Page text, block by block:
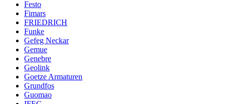
Festo
Fimars
FRIEDRICH
Funke
Gefeg Neckar
Gemue
Genebre
Geolink
Goetze Armaturen
Grundfos
Guomao